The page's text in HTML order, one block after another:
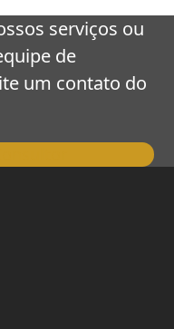
serviços ou
de
um contato do